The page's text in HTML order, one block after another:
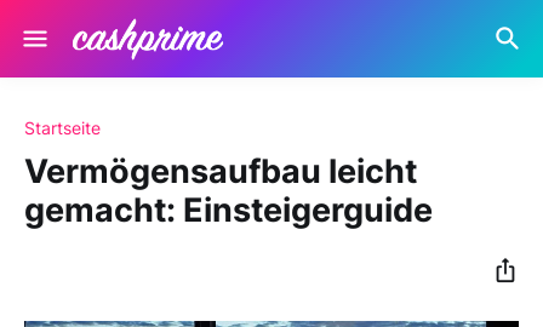
Startseite
Vermögensaufbau leicht
gemacht: Einsteigerguide